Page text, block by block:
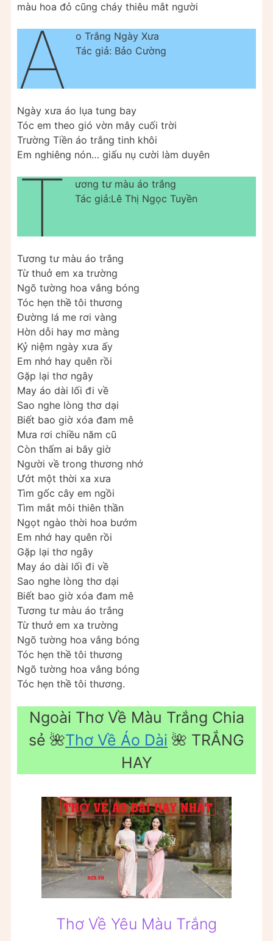
màu hoa đỏ cũng cháy thiêu mắt người
Á
o Trắng Ngày Xưa
Tác giả: Bảo Cường
Ngày xưa áo lụa tung bay
Tóc em theo gió vờn mây cuối trời
Trường Tiền áo trắng tinh khôi
Em nghiêng nón… giấu nụ cười làm duyên
T
ương tư màu áo trắng
Tác giả:Lê Thị Ngọc Tuyền
Tương tư màu áo trắng
Từ thuở em xa trường
Ngõ tường hoa vắng bóng
Tóc hẹn thề tôi thương
Ðường lá me rơi vàng
Hờn dỗi hay mơ màng
Kỷ niệm ngày xưa ấy
Em nhớ hay quên rồi
Gặp lại thơ ngây
May áo dài lối đi về
Sao nghe lòng thơ dại
Biết bao giờ xóa đam mê
Mưa rơi chiều năm cũ
Còn thấm ai bây giờ
Người về trong thương nhớ
Ướt một thời xa xưa
Tìm gốc cây em ngồi
Tìm mắt môi thiên thần
Ngọt ngào thời hoa bướm
Em nhớ hay quên rồi
Gặp lại thơ ngây
May áo dài lối đi về
Sao nghe lòng thơ dại
Biết bao giờ xóa đam mê
Tương tư màu áo trắng
Từ thưở em xa trường
Ngõ tường hoa vắng bóng
Tóc hẹn thề tôi thương
Ngõ tường hoa vắng bóng
Tóc hẹn thề tôi thương.
Ngoài Thơ Về Màu Trắng Chia
sẻ 🌺Thơ Về Áo Dài 🌺 TRẮNG
HAY
Thơ Về Yêu Màu Trắng